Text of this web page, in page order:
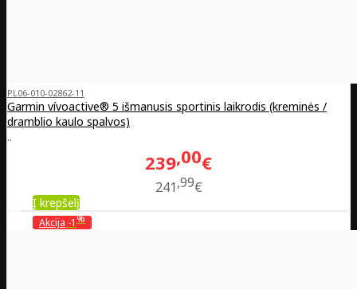
PL06-010-02862-11
Garmin vívoactive® 5 išmanusis sportinis laikrodis (kreminės /
dramblio kaulo spalvos)
..
239 00€
241 99€
Į krepšelį
Akcija -1%